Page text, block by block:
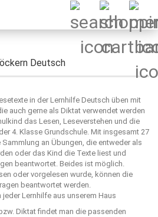
Deutsch
in der Lernhilfe Deutsch üben mit
auch gerne als Diktat verwendet werden
das Lesen, Leseverstehen und die
4. Klasse Grundschule. Mit insgesamt 27
Sammlung an Übungen, die entweder als
oder das Kind die Texte liest und
beantwortet. Beides ist möglich.
oder vorgelesen wurde, können die
beantwortet werden.
Lernhilfe aus unserem Haus
Diktat findet man die passenden